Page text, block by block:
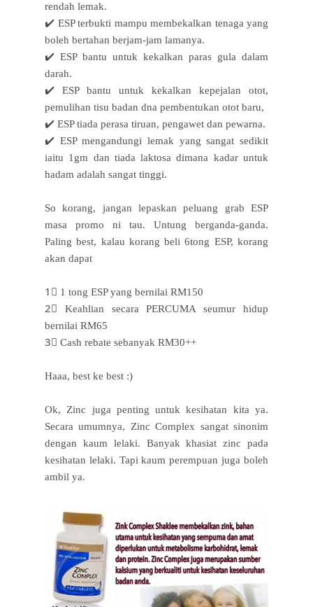
rendah lemak.
✔️ ESP terbukti mampu membekalkan tenaga yang
boleh bertahan berjam-jam lamanya.
✔️ ESP bantu untuk kekalkan paras gula dalam
darah.
✔️ ESP bantu untuk kekalkan kepejalan otot,
pemulihan tisu badan dna pembentukan otot baru,
✔️ ESP tiada perasa tiruan, pengawet dan pewarna.
✔️ ESP mengandungi lemak yang sangat sedikit
iaitu 1gm dan tiada laktosa dimana kadar untuk
hadam adalah sangat tinggi.
So korang, jangan lepaskan peluang grab ESP
masa promo ni tau. Untung berganda-ganda.
Paling best, kalau korang beli 6tong ESP, korang
akan dapat
1⃣ 1 tong ESP yang bernilai RM150
2⃣ Keahlian secara PERCUMA seumur hidup
bernilai RM65
3⃣ Cash rebate sebanyak RM30++
Haaa, best ke best :)
Ok, Zinc juga penting untuk kesihatan kita ya.
Secara umumnya, Zinc Complex sangat sinonim
dengan kaum lelaki. Banyak khasiat zinc pada
kesihatan lelaki. Tapi kaum perempuan juga boleh
ambil ya.